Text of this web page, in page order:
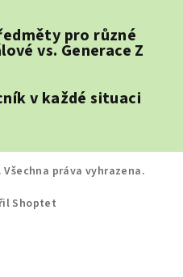
pro různé
vs. Generace Z
v každé situaci
. Všechna práva vyhrazena.
Shoptet